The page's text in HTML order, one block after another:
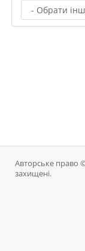
Авторське право ©
захищені.